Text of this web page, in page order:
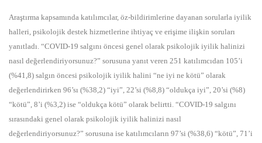
Araştırma kapsamında katılımcılar, öz-bildirimlerine dayanan sorularla iyilik
halleri, psikolojik destek hizmetlerine ihtiyaç ve erişime ilişkin soruları
yanıtladı. “COVID-19 salgını öncesi genel olarak psikolojik iyilik halinizi
nasıl değerlendiriyorsunuz?” sorusuna yanıt veren 251 katılımcıdan 105’i
(%41,8) salgın öncesi psikolojik iyilik halini “ne iyi ne kötü” olarak
değerlendirirken 96’sı (%38,2) “iyi”, 22’si (%8,8) “oldukça iyi”, 20’si (%8)
“kötü”, 8’i (%3,2) ise “oldukça kötü” olarak belirtti. “COVID-19 salgını
sırasındaki genel olarak psikolojik iyilik halinizi nasıl
değerlendiriyorsunuz?” sorusuna ise katılımcıların 97’si (%38,6) “kötü”, 71’i